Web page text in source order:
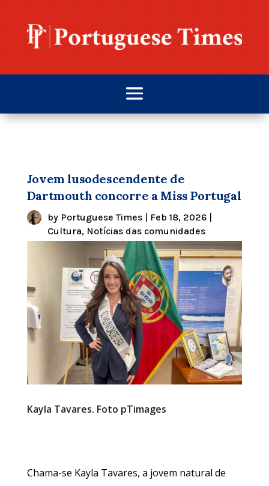
Jovem lusodescendente de
Dartmouth concorre a Miss Portugal
by Portuguese Times| Feb 18, 2026|
Cultura, Notícias das comunidades
Kayla Tavares. Foto pTimages
Chama-se Kayla Tavares, a jovem natural de